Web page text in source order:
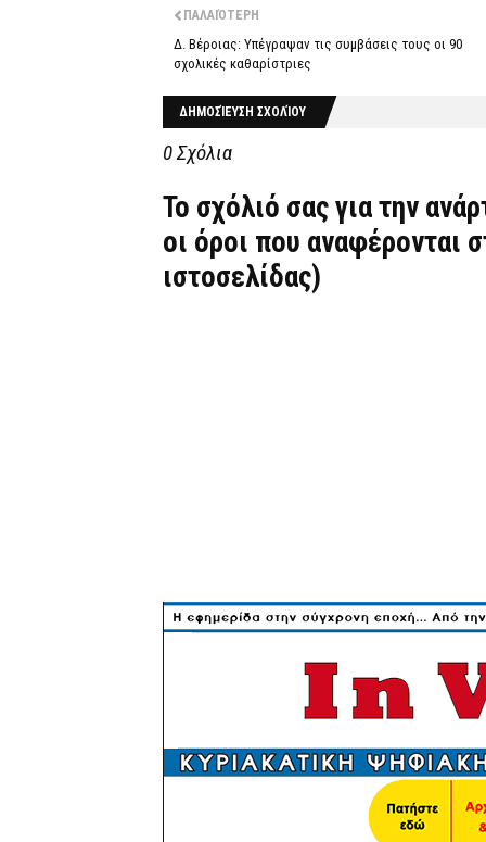
ΠΑΛΑΙΌΤΕΡΗ
Δ. Βέροιας: Υπέγραψαν τις συμβάσεις τους οι 90
σχολικές καθαρίστριες
ΔΗΜΟΣΊΕΥΣΗ ΣΧΟΛΊΟΥ
0 Σχόλια
Το σχόλιό σας για την
οι όροι που αναφέρονται
ιστοσελίδας)